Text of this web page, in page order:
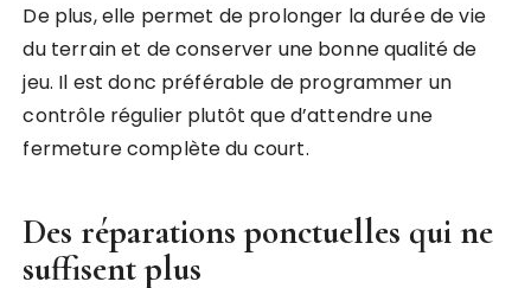
De plus, elle permet de prolonger la durée de vie
du terrain et de conserver une bonne qualité de
jeu. Il est donc préférable de programmer un
contrôle régulier plutôt que d’attendre une
fermeture complète du court.
Des réparations ponctuelles qui ne
suffisent plus